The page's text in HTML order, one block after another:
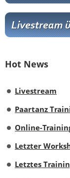
Hot News
Livestream
Paartanz
Online-
Letzter
Letztes